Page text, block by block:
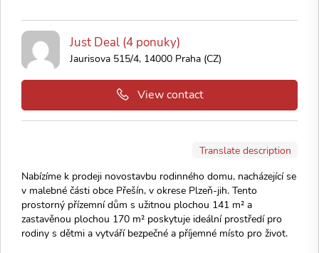
Just Deal (4 ponuky)
Jaurisova 515/4, 14000 Praha (CZ)
View contact
Translate description
Nabízíme k prodeji novostavbu rodinného domu, nacházející se
v malebné části obce Přešín, v okrese Plzeň-jih. Tento
prostorný přízemní dům s užitnou plochou 141 m² a
zastavěnou plochou 170 m² poskytuje ideální prostředí pro
rodiny s dětmi a vytváří bezpečné a příjemné místo pro život.